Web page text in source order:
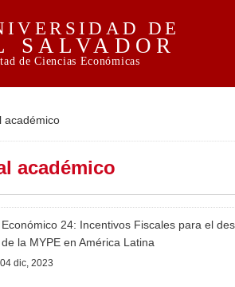
académico
académico
24: Incentivos Fiscales para el
la MYPE en América Latina
dic, 2023